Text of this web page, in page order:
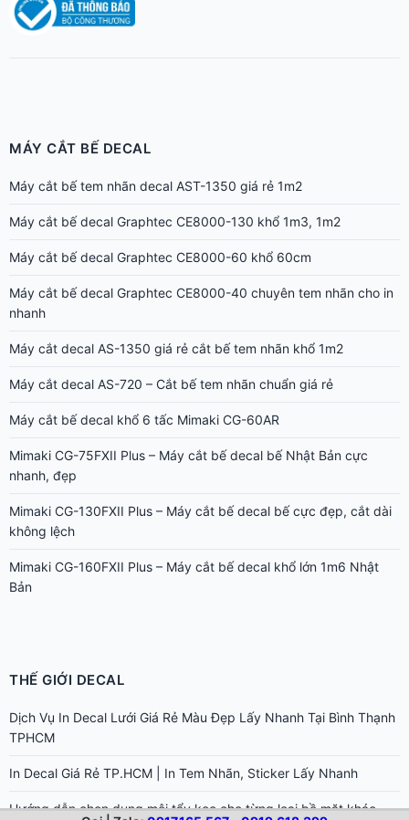
MÁY CẮT BẾ DECAL
Máy cắt bế tem nhãn decal AST-1350 giá rẻ 1m2
Máy cắt bế decal Graphtec CE8000-130 khổ 1m3, 1m2
Máy cắt bế decal Graphtec CE8000-60 khổ 60cm
Máy cắt bế decal Graphtec CE8000-40 chuyên tem nhãn cho in
nhanh
Máy cắt decal AS-1350 giá rẻ cắt bế tem nhãn khổ 1m2
Máy cắt decal AS-720 – Cắt bế tem nhãn chuẩn giá rẻ
Máy cắt bế decal khổ 6 tấc Mimaki CG-60AR
Mimaki CG-75FXII Plus – Máy cắt bế decal bế Nhật Bản cực
nhanh, đẹp
Mimaki CG-130FXII Plus – Máy cắt bế decal bế cực đẹp, cắt dài
không lệch
Mimaki CG-160FXII Plus – Máy cắt bế decal khổ lớn 1m6 Nhật
Bản
THẾ GIỚI DECAL
Dịch Vụ In Decal Lưới Giá Rẻ Màu Đẹp Lấy Nhanh Tại Bình Thạnh
TPHCM
In Decal Giá Rẻ TP.HCM | In Tem Nhãn, Sticker Lấy Nhanh
Hướng dẫn chọn dung môi tẩy keo cho từng loại bề mặt khác